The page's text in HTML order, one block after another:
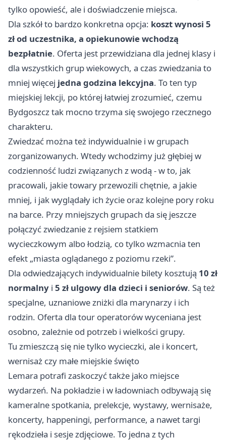
tylko opowieść, ale i doświadczenie miejsca.
Dla szkół to bardzo konkretna opcja: koszt wynosi 5
zł od uczestnika, a opiekunowie wchodzą
bezpłatnie. Oferta jest przewidziana dla jednej klasy i
dla wszystkich grup wiekowych, a czas zwiedzania to
mniej więcej jedna godzina lekcyjna. To ten typ
miejskiej lekcji, po której łatwiej zrozumieć, czemu
Bydgoszcz tak mocno trzyma się swojego rzecznego
charakteru.
Zwiedzać można też indywidualnie i w grupach
zorganizowanych. Wtedy wchodzimy już głębiej w
codzienność ludzi związanych z wodą - w to, jak
pracowali, jakie towary przewozili chętnie, a jakie
mniej, i jak wyglądały ich życie oraz kolejne pory roku
na barce. Przy mniejszych grupach da się jeszcze
połączyć zwiedzanie z rejsiem statkiem
wycieczkowym albo łodzią, co tylko wzmacnia ten
efekt „miasta oglądanego z poziomu rzeki”.
Dla odwiedzających indywidualnie bilety kosztują 10 zł
normalny i 5 zł ulgowy dla dzieci i seniorów. Są też
specjalne, uznaniowe zniżki dla marynarzy i ich
rodzin. Oferta dla tour operatorów wyceniana jest
osobno, zależnie od potrzeb i wielkości grupy.
Tu zmieszczą się nie tylko wycieczki, ale i koncert,
wernisaż czy małe miejskie święto
Lemara potrafi zaskoczyć także jako miejsce
wydarzeń. Na pokładzie i w ładowniach odbywają się
kameralne spotkania, prelekcje, wystawy, wernisaże,
koncerty, happeningi, performance, a nawet targi
rękodzieła i sesje zdjęciowe. To jedna z tych